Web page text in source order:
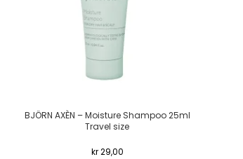
BJÖRN AXÈN – Moisture Shampoo 25ml
Travel size
kr29,00